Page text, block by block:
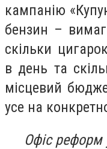
кампанію
бензин –
скільки
в день та
місцевий
усе на
Офіс